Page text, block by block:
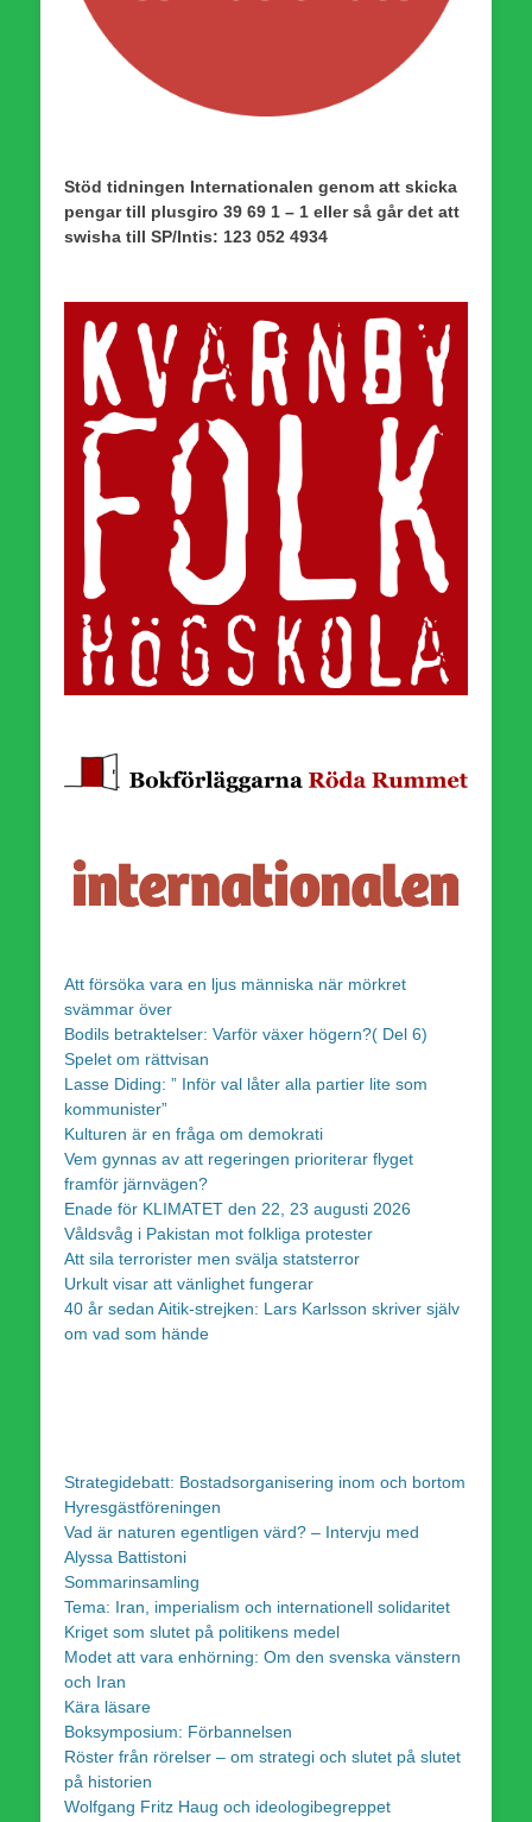
Stöd tidningen Internationalen genom att skicka
pengar till plusgiro 39 69 1 – 1 eller så går det att
swisha till SP/Intis: 123 052 4934
Att försöka vara en ljus människa när mörkret
svämmar över
Bodils betraktelser: Varför växer högern?( Del 6)
Spelet om rättvisan
Lasse Diding: ” Inför val låter alla partier lite som
kommunister”
Kulturen är en fråga om demokrati
Vem gynnas av att regeringen prioriterar flyget
framför järnvägen?
Enade för KLIMATET den 22, 23 augusti 2026
Våldsvåg i Pakistan mot folkliga protester
Att sila terrorister men svälja statsterror
Urkult visar att vänlighet fungerar
40 år sedan Aitik-strejken: Lars Karlsson skriver själv
om vad som hände
Strategidebatt: Bostadsorganisering inom och bortom
Hyresgästföreningen
Vad är naturen egentligen värd? – Intervju med
Alyssa Battistoni
Sommarinsamling
Tema: Iran, imperialism och internationell solidaritet
Kriget som slutet på politikens medel
Modet att vara enhörning: Om den svenska vänstern
och Iran
Kära läsare
Boksymposium: Förbannelsen
Röster från rörelser – om strategi och slutet på slutet
på historien
Wolfgang Fritz Haug och ideologibegreppet